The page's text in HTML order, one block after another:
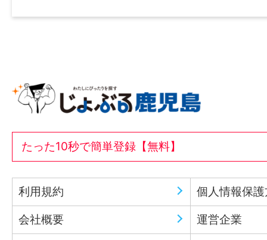
たった10秒で簡単登録【無料】
利用規約 個人情報保
会社概要 運営企業